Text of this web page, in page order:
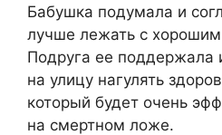
Бабушка подумала и
лучше лежать с
Подруга ее поддержала
на улицу нагулять
который будет очень
на смертном ложе.